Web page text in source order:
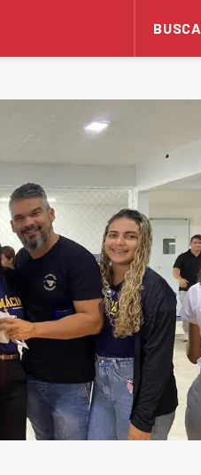
BUSCA